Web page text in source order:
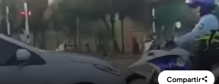
Compartir